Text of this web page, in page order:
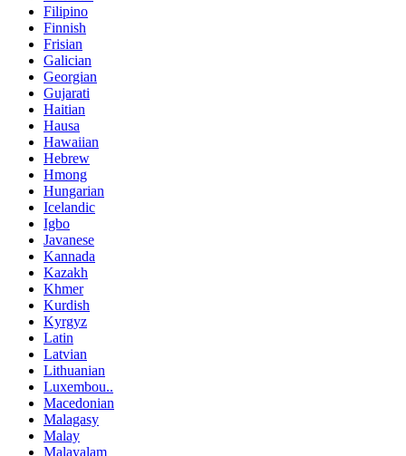
Filipino
Finnish
Frisian
Galician
Georgian
Gujarati
Haitian
Hausa
Hawaiian
Hebrew
Hmong
Hungarian
Icelandic
Igbo
Javanese
Kannada
Kazakh
Khmer
Kurdish
Kyrgyz
Latin
Latvian
Lithuanian
Luxembou..
Macedonian
Malagasy
Malay
Malayalam